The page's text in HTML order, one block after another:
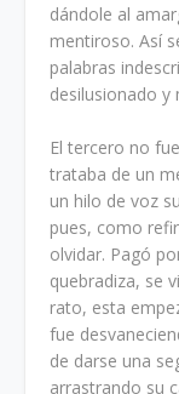
dándole al
mentiroso. Así
palabras
desilusionado y
El tercero no
trataba de un
un hilo de voz
pues, como
olvidar. Pagó
quebradiza, se
rato, esta
fue
de darse una
arrastrando su